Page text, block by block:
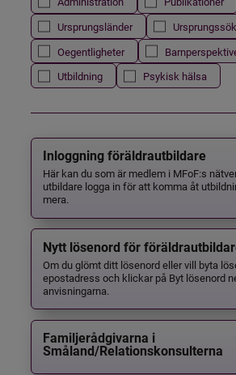
Ursprungsländer
Oegentligheter
Utbildning
Psykisk hälsa
Inloggning föräldrautbildare
Här kan du som är medlem i MFoF:s
utbildare logga in för att komma åt
mera.
Nytt lösenord för
Om du glömt ditt lösenord eller vill byta
epostadress och klickar på Byt lösenord
anvisningarna.
Familjerådgivarna i
Småland/Relationskonsulterna